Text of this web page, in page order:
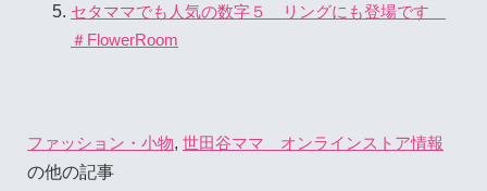
セタママでも人気の数字５ リングにも登場です
＃FlowerRoom
ファッション・小物, 世田谷ママ オンラインストア情報
の他の記事